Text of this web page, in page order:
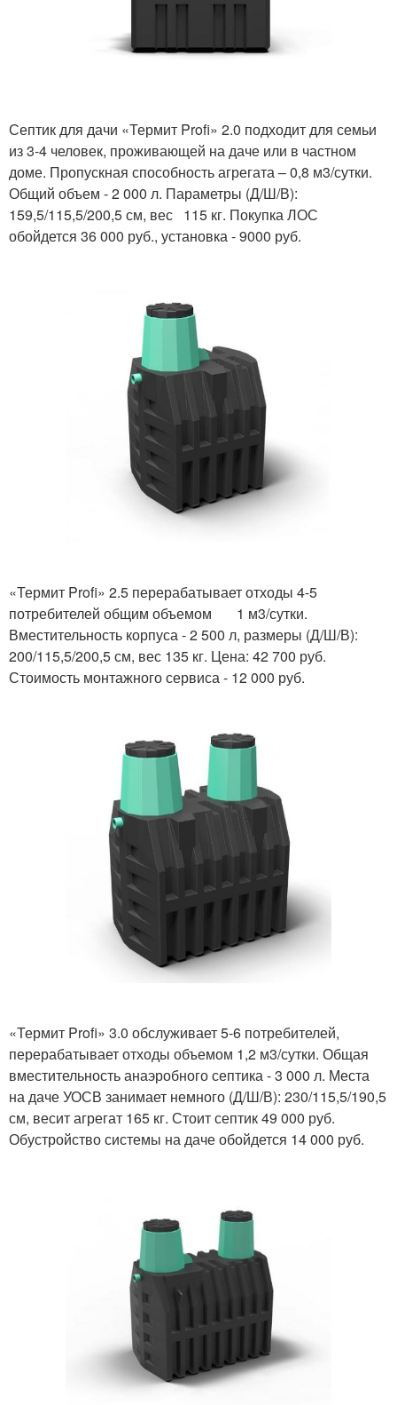
Септик для дачи «Термит Profi» 2.0 подходит для семьи
из 3-4 человек, проживающей на даче или в частном
доме. Пропускная способность агрегата – 0,8 м3/сутки.
Общий объем - 2 000 л. Параметры (Д/Ш/В):
159,5/115,5/200,5 см, вес 115 кг. Покупка ЛОС
обойдется 36 000 руб., установка - 9000 руб.
«Термит Profi» 2.5 перерабатывает отходы 4-5
потребителей общим объемом 1 м3/сутки.
Вместительность корпуса - 2 500 л, размеры (Д/Ш/В):
200/115,5/200,5 см, вес 135 кг. Цена: 42 700 руб.
Стоимость монтажного сервиса - 12 000 руб.
«Термит Profi» 3.0 обслуживает 5-6 потребителей,
перерабатывает отходы объемом 1,2 м3/сутки. Общая
вместительность анаэробного септика - 3 000 л. Места
на даче УОСВ занимает немного (Д/Ш/В): 230/115,5/190,5
см, весит агрегат 165 кг. Стоит септик 49 000 руб.
Обустройство системы на даче обойдется 14 000 руб.